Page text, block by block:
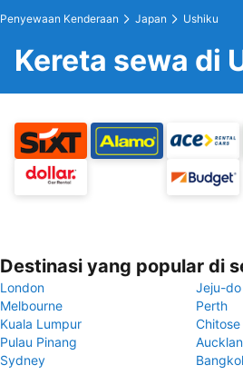
Penyewaan Kenderaan Japan Ushiku
Kereta sewa di
Destinasi yang popular di
London
Jeju-do
Melbourne
Perth
Kuala Lumpur
Chitose
Pulau Pinang
Sydney